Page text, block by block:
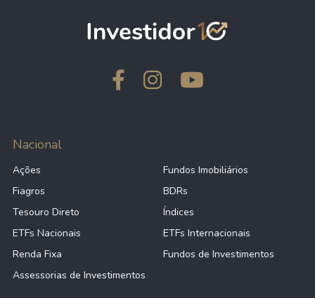
Nacional
Ações
Fundos Imobiliários
Fiagros
BDRs
Tesouro Direto
Índices
ETFs Nacionais
ETFs Internacionais
Renda Fixa
Fundos de Investimentos
Assessorias de Investimentos